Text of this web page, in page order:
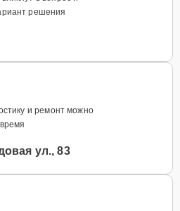
решения
и ремонт можно
ул., 83